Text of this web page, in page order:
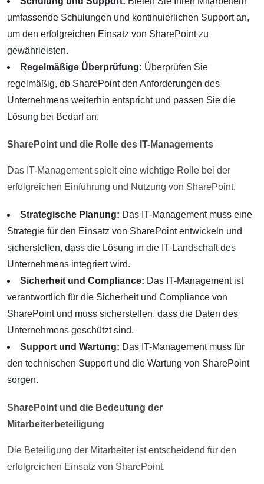
umfassende Schulungen und kontinuierlichen Support an,
um den erfolgreichen Einsatz von SharePoint zu
gewährleisten.
Regelmäßige Überprüfung: Überprüfen Sie
regelmäßig, ob SharePoint den Anforderungen des
Unternehmens weiterhin entspricht und passen Sie die
Lösung bei Bedarf an.
SharePoint und die Rolle des IT-Managements
Das IT-Management spielt eine wichtige Rolle bei der
erfolgreichen Einführung und Nutzung von SharePoint.
Strategische Planung: Das IT-Management muss eine
Strategie für den Einsatz von SharePoint entwickeln und
sicherstellen, dass die Lösung in die IT-Landschaft des
Unternehmens integriert wird.
Sicherheit und Compliance: Das IT-Management ist
verantwortlich für die Sicherheit und Compliance von
SharePoint und muss sicherstellen, dass die Daten des
Unternehmens geschützt sind.
Support und Wartung: Das IT-Management muss für
den technischen Support und die Wartung von SharePoint
sorgen.
SharePoint und die Bedeutung der
Mitarbeiterbeteiligung
Die Beteiligung der Mitarbeiter ist entscheidend für den
erfolgreichen Einsatz von SharePoint.